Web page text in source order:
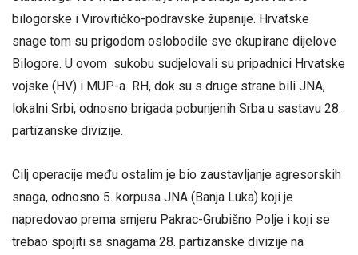
bilogorske i Virovitičko-podravske županije. Hrvatske
snage tom su prigodom oslobodile sve okupirane dijelove
Bilogore. U ovom sukobu sudjelovali su pripadnici Hrvatske
vojske (HV) i MUP-a RH, dok su s druge strane bili JNA,
lokalni Srbi, odnosno brigada pobunjenih Srba u sastavu 28.
partizanske divizije.
Cilj operacije među ostalim je bio zaustavljanje agresorskih
snaga, odnosno 5. korpusa JNA (Banja Luka) koji je
napredovao prema smjeru Pakrac-Grubišno Polje i koji se
trebao spojiti sa snagama 28. partizanske divizije na